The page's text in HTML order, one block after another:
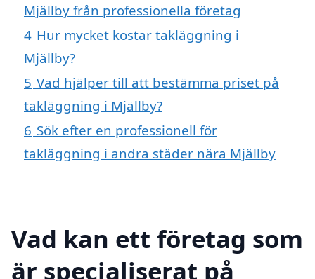
Mjällby från professionella företag
4 Hur mycket kostar takläggning i
Mjällby?
5 Vad hjälper till att bestämma priset på
takläggning i Mjällby?
6 Sök efter en professionell för
takläggning i andra städer nära Mjällby
Vad kan ett företag som
är specialiserat på